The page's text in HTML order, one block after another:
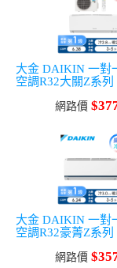
大金 DAIKIN 一對
空調R32大關Z系列
網路價
大金 DAIKIN 一對
空調R32豪菁Z系列
網路價